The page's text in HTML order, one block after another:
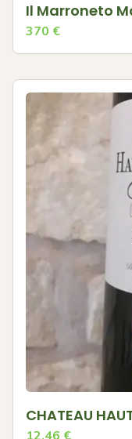
Il Marroneto
370 €
CHATEAU